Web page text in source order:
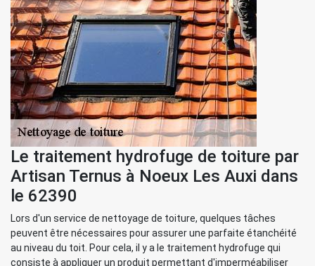
Le traitement hydrofuge de toiture par
Artisan Ternus à Noeux Les Auxi dans
le 62390
Lors d'un service de nettoyage de toiture, quelques tâches
peuvent être nécessaires pour assurer une parfaite étanchéité
au niveau du toit. Pour cela, il y a le traitement hydrofuge qui
consiste à appliquer un produit permettant d'imperméabiliser